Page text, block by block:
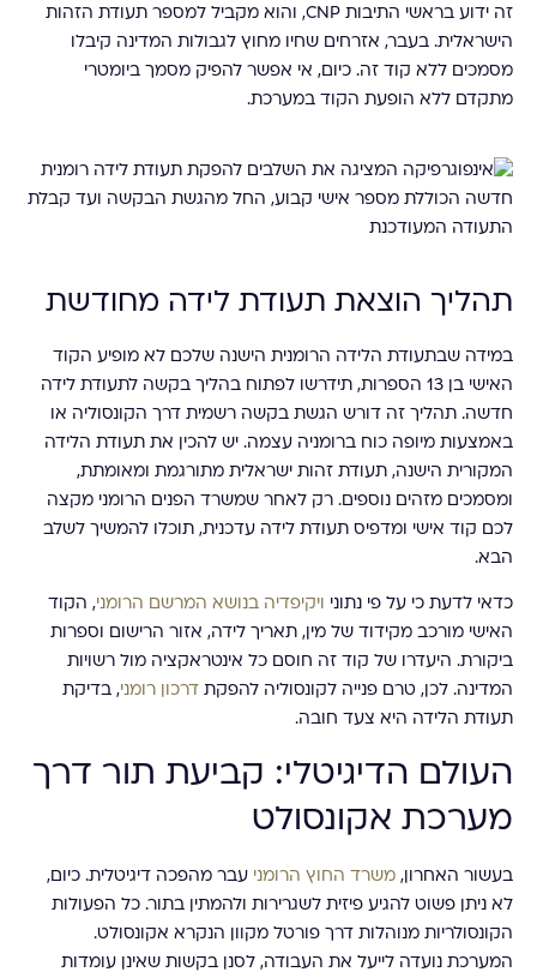
זה ידוע בראשי התיבות CNP, והוא מקביל למספר תעודת הזהות
הישראלית. בעבר, אזרחים שחיו מחוץ לגבולות המדינה קיבלו
מסמכים ללא קוד זה. כיום, אי אפשר להפיק מסמך ביומטרי
מתקדם ללא הופעת הקוד במערכת.
תהליך הוצאת תעודת לידה מחודשת
במידה שבתעודת הלידה הרומנית הישנה שלכם לא מופיע הקוד
האישי בן 13 הספרות, תידרשו לפתוח בהליך בקשה לתעודת לידה
חדשה. תהליך זה דורש הגשת בקשה רשמית דרך הקונסוליה או
באמצעות מיופה כוח ברומניה עצמה. יש להכין את תעודת הלידה
המקורית הישנה, תעודת זהות ישראלית מתורגמת ומאומתת,
ומסמכים מזהים נוספים. רק לאחר שמשרד הפנים הרומני מקצה
לכם קוד אישי ומדפיס תעודת לידה עדכנית, תוכלו להמשיך לשלב
הבא.
כדאי לדעת כי על פי נתוני ויקיפדיה בנושא המרשם הרומני, הקוד
האישי מורכב מקידוד של מין, תאריך לידה, אזור הרישום וספרות
ביקורת. היעדרו של קוד זה חוסם כל אינטראקציה מול רשויות
המדינה. לכן, טרם פנייה לקונסוליה להפקת דרכון רומני, בדיקת
תעודת הלידה היא צעד חובה.
העולם הדיגיטלי: קביעת תור דרך
מערכת אקונסולט
בעשור האחרון, משרד החוץ הרומני עבר מהפכה דיגיטלית. כיום,
לא ניתן פשוט להגיע פיזית לשגרירות ולהמתין בתור. כל הפעולות
הקונסולריות מנוהלות דרך פורטל מקוון הנקרא אקונסולט.
המערכת נועדה לייעל את העבודה, לסנן בקשות שאינן עומדות